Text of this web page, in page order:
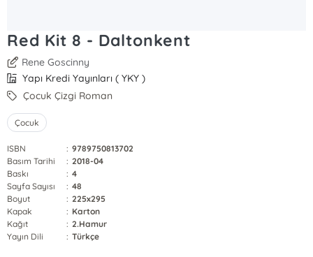
Red Kit 8 - Daltonkent
Rene Goscinny
Yapı Kredi Yayınları ( YKY )
Çocuk Çizgi Roman
Çocuk
ISBN : 9789750813702
Basım Tarihi
: 2018-04
Baskı
: 4
Sayfa Sayısı
: 48
Boyut
: 225x295
Kapak
: Karton
Kağıt
: 2.Hamur
Yayın Dili
: Türkçe